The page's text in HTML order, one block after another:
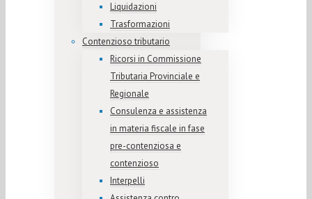
Liquidazioni
Trasformazioni
Contenzioso tributario
Ricorsi in Commissione
Tributaria Provinciale e
Regionale
Consulenza e assistenza
in materia fiscale in fase
pre-contenziosa e
contenzioso
Interpelli